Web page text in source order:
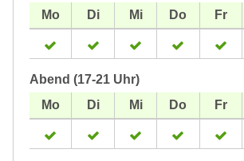
Abend (17-21 Uhr)